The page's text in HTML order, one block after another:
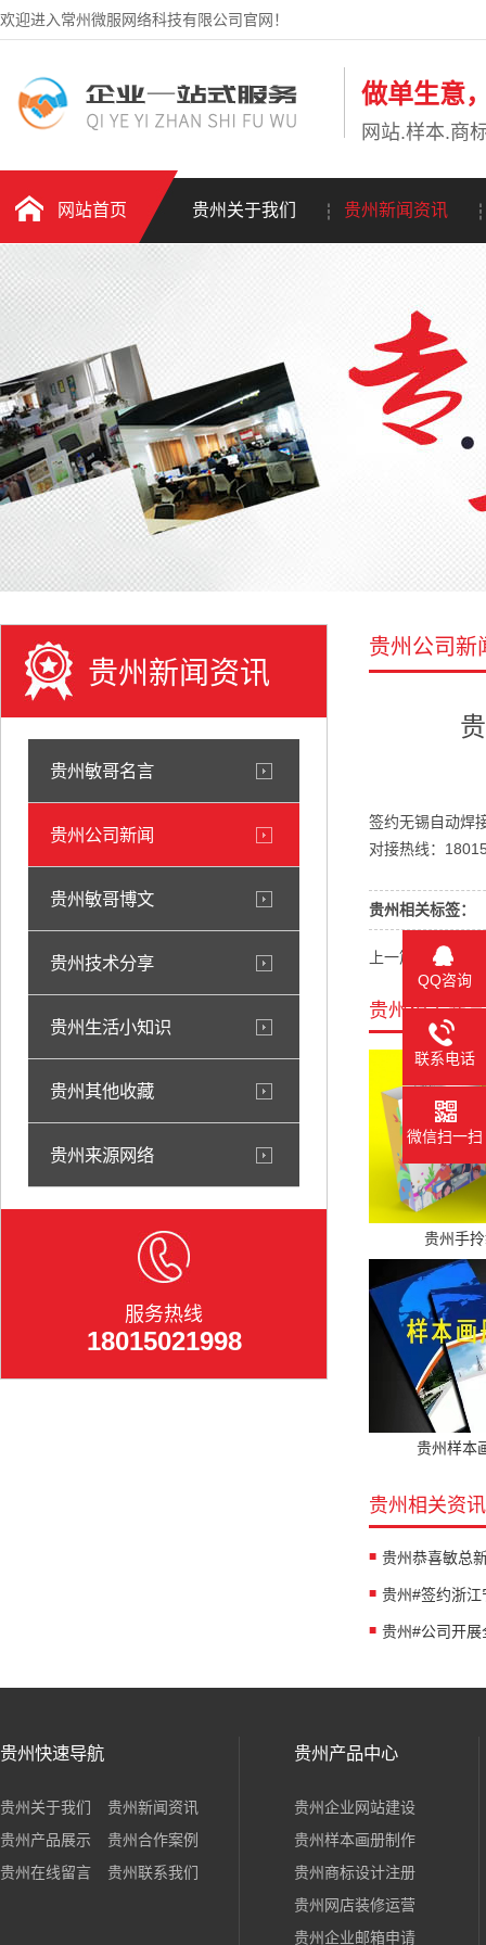
欢迎进入常州微服网络科技有限公司官网！
做单生意
网站.样本.商
网站首页 贵州关于我们 贵州新闻资讯
贵州新闻资讯
贵州敏哥名言
贵州公司新闻
贵州敏哥博文
贵州技术分享
贵州生活小知识
贵州其他收藏
贵州来源网络
服务热线
18015021998
贵州公司新
签约无锡自动焊
对接热线：
贵州相关标签：
上一篇： 贵州《
贵州相关产品
贵州手
贵州样本
贵州相关资讯
贵州快速导航
贵州关于我们
贵州新闻资讯
贵州产品展示
贵州合作案例
贵州在线留言
贵州联系我们
贵州产品中心
贵州企业网站建设
贵州样本画册制作
贵州商标设计注册
贵州网店装修运营
贵州企业邮箱申请
QQ咨询
联系电话
微信扫一扫